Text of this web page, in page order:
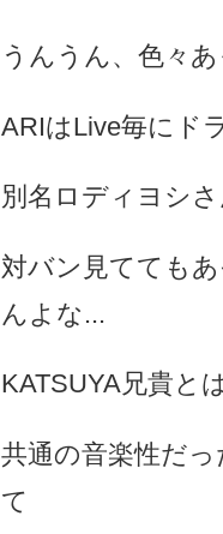
うんうん、色々
ARIはLive毎にド
別名ロディヨシ
対バン見てても
んよな...
KATSUYA兄貴と
共通の音楽性だ
て